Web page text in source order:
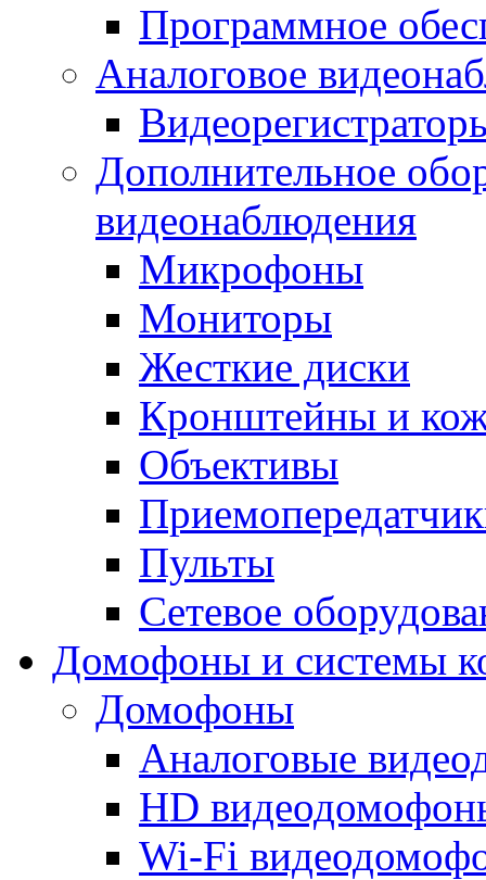
Программное
Аналоговое
Дополнительное
видеонаблюдения
Микрофоны
Мониторы
Жесткие диски
Кронштейны и
Объективы
Пульты
Сетевое
Домофоны и системы
Домофоны
Аналоговые
HD
Wi-Fi